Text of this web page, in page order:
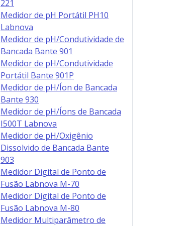
221
Medidor de pH Portátil PH10
Labnova
Medidor de pH/Condutividade de
Bancada Bante 901
Medidor de pH/Condutividade
Portátil Bante 901P
Medidor de pH/Íon de Bancada
Bante 930
Medidor de pH/Íons de Bancada
I500T Labnova
Medidor de pH/Oxigênio
Dissolvido de Bancada Bante
903
Medidor Digital de Ponto de
Fusão Labnova M-70
Medidor Digital de Ponto de
Fusão Labnova M-80
Medidor Multiparâmetro de